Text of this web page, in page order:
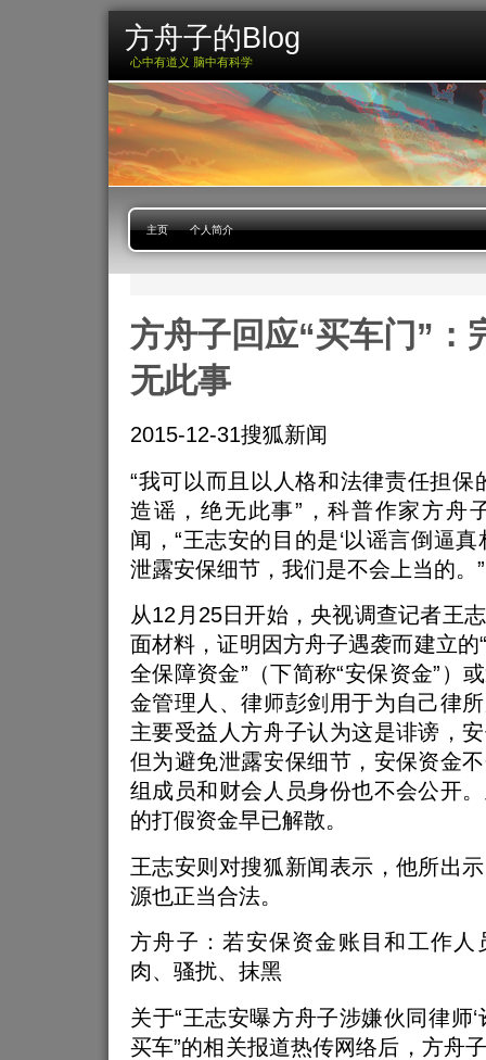
方舟子的Blog
心中有道义 脑中有科学
主页 个人简介
方舟子回应“买车门”：
无此事
2015-12-31搜狐新闻
“我可以而且以人格和法律责任担保
造谣，绝无此事”，科普作家方舟
闻，“王志安的目的是‘以谣言倒逼
泄露安保细节，我们是不会上当的。”
从12月25日开始，央视调查记者王
面材料，证明因方舟子遇袭而建立的
全保障资金”（下简称“安保资金”）
金管理人、律师彭剑用于为自己律
主要受益人方舟子认为这是诽谤，
但为避免泄露安保细节，安保资金
组成员和财会人员身份也不会公开
的打假资金早已解散。
王志安则对搜狐新闻表示，他所出
源也正当合法。
方舟子：若安保资金账目和工作人
肉、骚扰、抹黑
关于“王志安曝方舟子涉嫌伙同律师
买车”的相关报道热传网络后，方舟